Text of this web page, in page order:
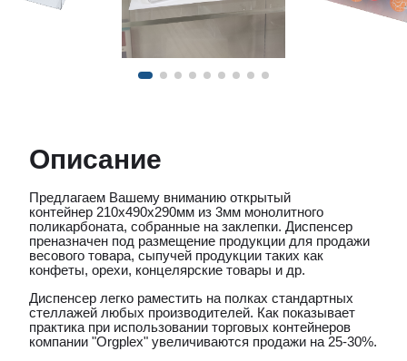
Описание
Предлагаем Вашему вниманию открытый
контейнер 210х490х290мм из 3мм монолитного
поликарбоната, собранные на заклепки. Диспенсер
преназначен под размещение продукции для продажи
весового товара, сыпучей продукции таких как
конфеты, орехи, концелярские товары и др.
Диспенсер легко раместить на полках стандартных
стеллажей любых производителей. Как показывает
практика при использовании торговых контейнеров
компании "Orgplex" увеличиваются продажи на 25-30%.